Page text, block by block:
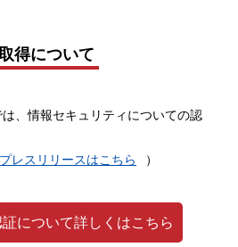
得について
、情報セキュリティについての認
レスリリースはこちら ）
について詳しくはこちら